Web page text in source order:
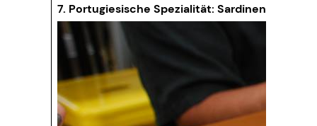
7. Portugiesische Spezialität: Sardinen